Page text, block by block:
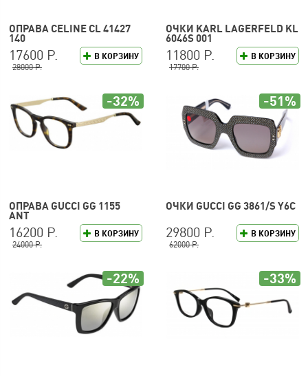
ОПРАВА CELINE CL 41427
140
В КОРЗИНУ
17600 Р.
28000 Р.
ОЧКИ KARL LAGERFELD KL
6046S 001
В КОРЗИНУ
11800 Р.
17700 Р.
ОПРАВА GUCCI GG 1155
ANT
В КОРЗИНУ
16200 Р.
24000 Р.
-32%
ОЧКИ GUCCI GG 3861/S Y6C
В КОРЗИНУ
29800 Р.
62000 Р.
-51%
-22% -33%